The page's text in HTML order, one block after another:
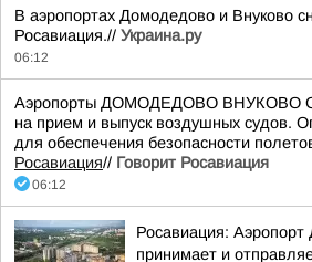
В аэропортах Домодедово и Внуково
Росавиация.// Украина.ру
06:12
Аэропорты ДОМОДЕДОВО ВНУКОВО
на прием и выпуск воздушных судов.
для обеспечения безопасности
Росавиация// Говорит Росавиация
06:12
Росавиация:
принимает и